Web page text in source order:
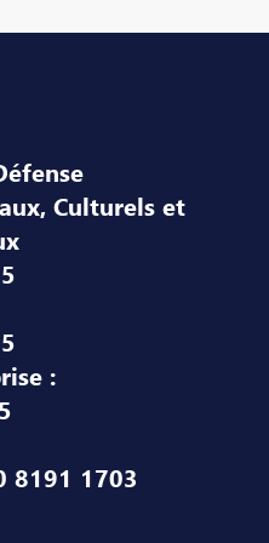
Culturels et
:
8191 1703